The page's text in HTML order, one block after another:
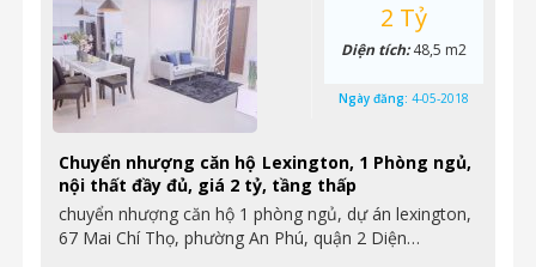
Chuyển nhượng căn hộ Lexington, 1 Phòng ngủ,
nội thất đầy đủ, giá 2 tỷ, tầng thấp
chuyển nhượng căn hộ 1 phòng ngủ, dự án lexington,
67 Mai Chí Thọ, phường An Phú, quận 2 Diện…
2 Tỷ
Diện tích:48,5 m2
Ngày đăng: 4-05-2018